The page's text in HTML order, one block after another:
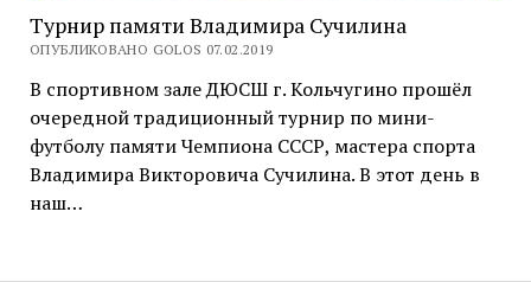
Турнир памяти Владимира Сучилина
ОПУБЛИКОВАНО GOLOS 07.02.2019
В спортивном зале ДЮСШ г. Кольчугино прошёл
очередной традиционный турнир по мини-
футболу памяти Чемпиона СССР, мастера спорта
Владимира Викторовича Сучилина. В этот день в
наш…